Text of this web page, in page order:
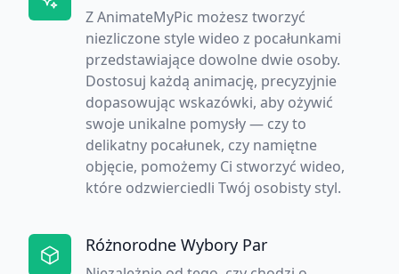
Z AnimateMyPic możesz tworzyć
niezliczone style wideo z pocałunkami
przedstawiające dowolne dwie osoby.
Dostosuj każdą animację, precyzyjnie
dopasowując wskazówki, aby ożywić
swoje unikalne pomysły — czy to
delikatny pocałunek, czy namiętne
objęcie, pomożemy Ci stworzyć wideo,
które odzwierciedli Twój osobisty styl.
Różnorodne Wybory Par